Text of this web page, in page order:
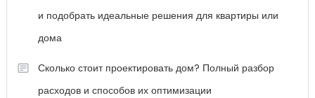
и подобрать идеальные решения для квартиры или
дома
Сколько стоит проектировать дом? Полный разбор
расходов и способов их оптимизации